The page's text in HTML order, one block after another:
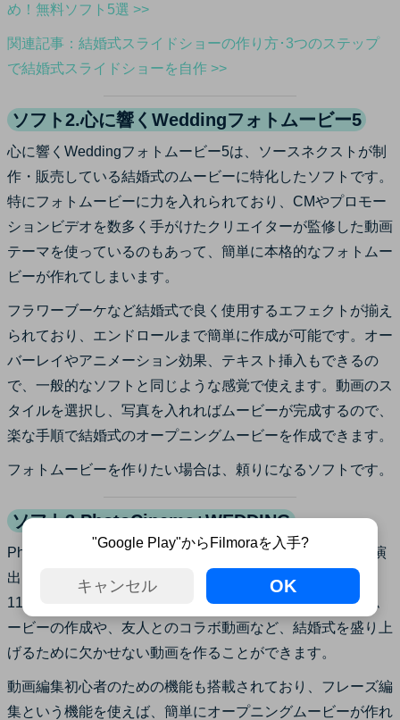
め！無料ソフト5選 >>
関連記事：結婚式スライドショーの作り方･3つのステップ
で結婚式スライドショーを自作 >>
ソフト2.心に響くWeddingフォトムービー5
心に響くWeddingフォトムービー5は、ソースネクストが制
作・販売している結婚式のムービーに特化したソフトです。
特にフォトムービーに力を入れられており、CMやプロモー
ションビデオを数多く手がけたクリエイターが監修した動画
テーマを使っているのもあって、簡単に本格的なフォトムー
ビーが作れてしまいます。
フラワーブーケなど結婚式で良く使用するエフェクトが揃え
られており、エンドロールまで簡単に作成が可能です。オー
バーレイやアニメーション効果、テキスト挿入もできるの
で、一般的なソフトと同じような感覚で使えます。動画のス
タイルを選択し、写真を入れればムービーが完成するので、
楽な手順で結婚式のオープニングムービーを作成できます。
フォトムービーを作りたい場合は、頼りになるソフトです。
ソフト3.PhotoCinema+WEDDING
PhotoCinema+WEDDINGは、結婚式の招待状やパーティ演
出、報告まで幅広くサポートしてくれる編集ソフトです。
11種類のシナリオテンプレートに加え、結婚式の招待状ム
ービーの作成や、友人とのコラボ動画など、結婚式を盛り上
げるために欠かせない動画を作ることができます。
動画編集初心者のための機能も搭載されており、フレーズ編
集という機能を使えば、簡単にオープニングムービーが作れ
"Google Play"からFilmoraを入手?
キャンセル OK